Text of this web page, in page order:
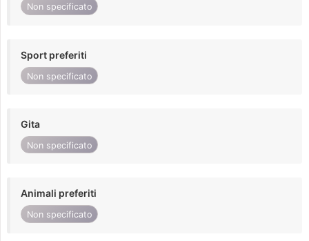
Non specificato
Sport preferiti
Non specificato
Gita
Non specificato
Animali preferiti
Non specificato